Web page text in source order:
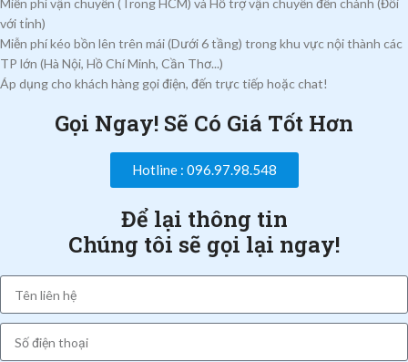
Miễn phí vận chuyển (Trong HCM) và Hỗ trợ vận chuyển đến chành (Đối
với tỉnh)
Miễn phí kéo bồn lên trên mái (Dưới 6 tầng) trong khu vực nội thành các
TP lớn (Hà Nội, Hồ Chí Minh, Cần Thơ...)
Áp dụng cho khách hàng gọi điện, đến trực tiếp hoặc chat!
Gọi Ngay! Sẽ Có Giá Tốt Hơn
Hotline : 096.97.98.548
Để lại thông tin
Chúng tôi sẽ gọi lại ngay!